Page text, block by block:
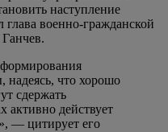
наступление
военно-гражданской
надеясь, что хорошо
сдержать
активно действует
— цитирует его